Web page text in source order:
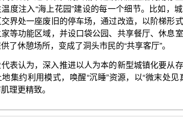
进以人为本的新型城镇化要从存量找增量、向机制要动
唤醒“沉睡”资源，以“微末处见真章”，以精细化雕琢空